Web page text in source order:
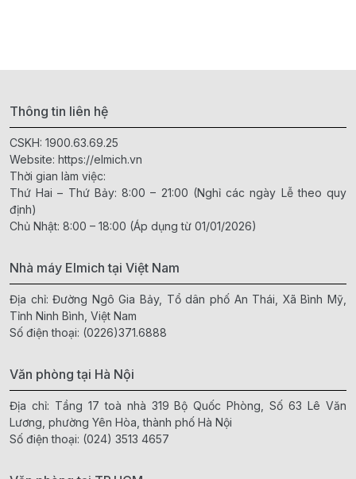
Thông tin liên hệ
CSKH: 1900.63.69.25
Website: https://elmich.vn
Thời gian làm việc:
Thứ Hai – Thứ Bảy: 8:00 – 21:00 (Nghỉ các ngày Lễ theo quy
định)
Chủ Nhật: 8:00 – 18:00 (Áp dụng từ 01/01/2026)
Nhà máy Elmich tại Việt Nam
Địa chỉ: Đường Ngô Gia Bảy, Tổ dân phố An Thái, Xã Bình Mỹ,
Tỉnh Ninh Bình, Việt Nam
Số điện thoại: (0226)371.6888
Văn phòng tại Hà Nội
Địa chỉ: Tầng 17 toà nhà 319 Bộ Quốc Phòng, Số 63 Lê Văn
Lương, phường Yên Hòa, thành phố Hà Nội
Số điện thoại: (024) 3513 4657